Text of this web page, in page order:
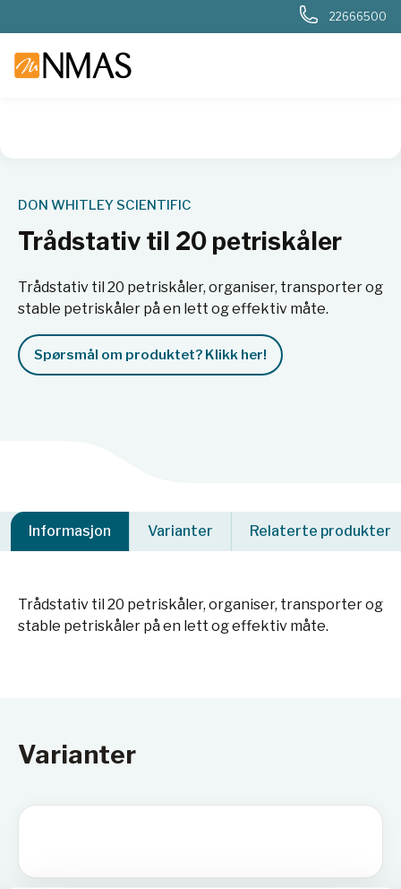
22666500
DON WHITLEY SCIENTIFIC
Trådstativ til 20 petriskåler
Trådstativ til 20 petriskåler, organiser, transporter og
stable petriskåler på en lett og effektiv måte.
Spørsmål om produktet? Klikk her!
Informasjon Varianter Relaterte produkter
Trådstativ til 20 petriskåler, organiser, transporter og
stable petriskåler på en lett og effektiv måte.
Varianter